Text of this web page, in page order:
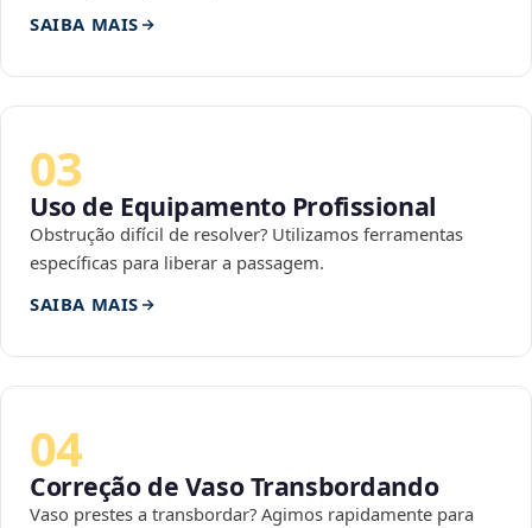
SAIBA MAIS
03
Uso de Equipamento Profissional
Obstrução difícil de resolver? Utilizamos ferramentas
específicas para liberar a passagem.
SAIBA MAIS
04
Correção de Vaso Transbordando
Vaso prestes a transbordar? Agimos rapidamente para